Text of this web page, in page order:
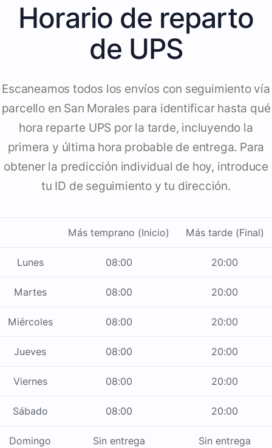
Horario de reparto
de UPS
Escaneamos todos los envíos con seguimiento vía
parcello en San Morales para identificar hasta qué
hora reparte UPS por la tarde, incluyendo la
primera y última hora probable de entrega. Para
obtener la predicción individual de hoy, introduce
tu ID de seguimiento y tu dirección.
Más temprano (Inicio) Más tarde (Final)
Lunes 08:00 20:00
Martes 08:00 20:00
Miércoles 08:00 20:00
Jueves 08:00 20:00
Viernes 08:00 20:00
Sábado 08:00 20:00
Domingo Sin entrega Sin entrega